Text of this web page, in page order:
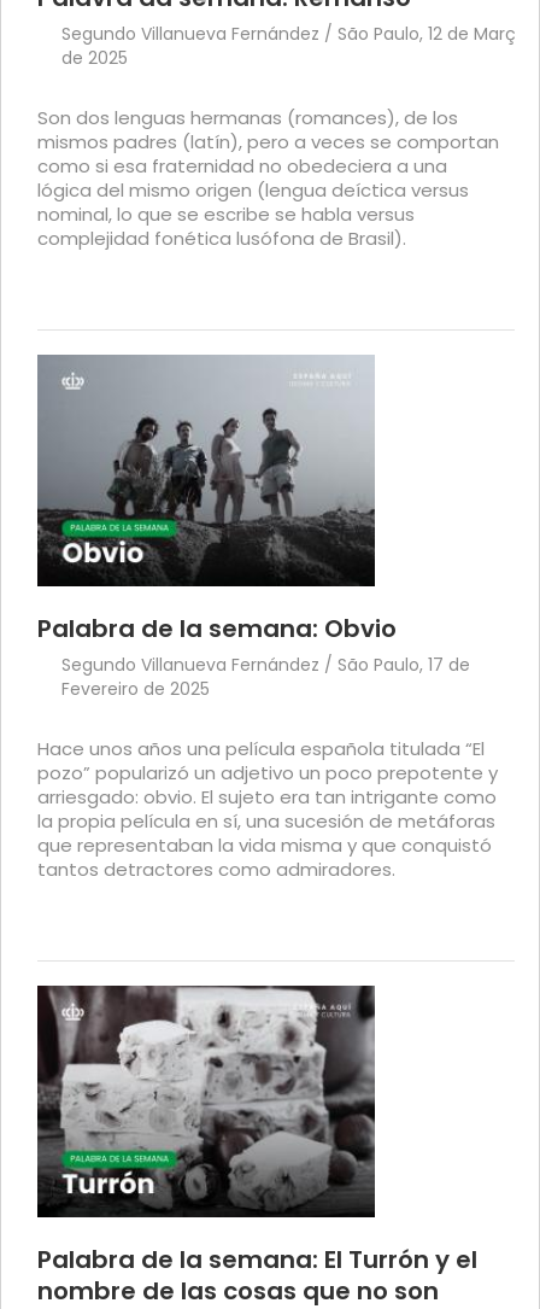
Segundo Villanueva Fernández / São Paulo, 12 de Março
de 2025
Son dos lenguas hermanas (romances), de los
mismos padres (latín), pero a veces se comportan
como si esa fraternidad no obedeciera a una
lógica del mismo origen (lengua deíctica versus
nominal, lo que se escribe se habla versus
complejidad fonética lusófona de Brasil).
Palabra de la semana: Obvio
Segundo Villanueva Fernández / São Paulo, 17 de
Fevereiro de 2025
Hace unos años una película española titulada “El
pozo” popularizó un adjetivo un poco prepotente y
arriesgado: obvio. El sujeto era tan intrigante como
la propia película en sí, una sucesión de metáforas
que representaban la vida misma y que conquistó
tantos detractores como admiradores.
Palabra de la semana: El Turrón y el
nombre de las cosas que no son